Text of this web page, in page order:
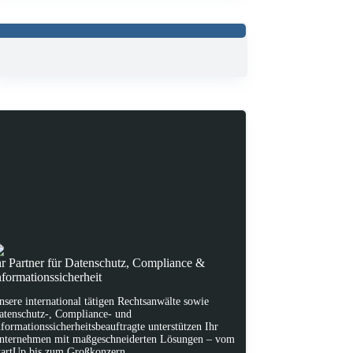
Partner für Datenschutz, Compliance &
international tätigen Rechtsanwälte sowie
, Compliance- und
unterstützen Ihr
mit maßgeschneiderten Lösungen – vom